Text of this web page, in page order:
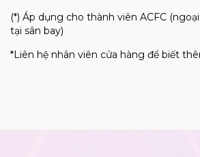
(*) Áp dụng cho thành viên ACFC
tại sân bay)
*Liên hệ nhân viên cửa hàng để biết